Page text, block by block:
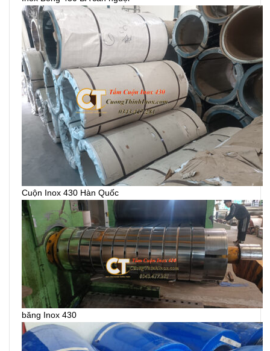
Cuộn Inox 430 Hàn Quốc
băng Inox 430